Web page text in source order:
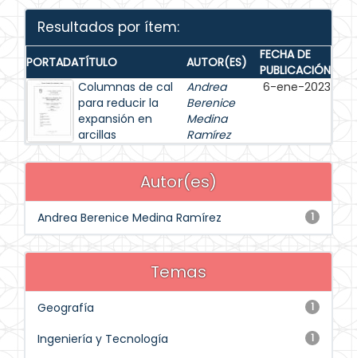
Resultados por ítem:
PORTADATÍTULO AUTOR(ES)
FECHA DE
PUBLICACIÓN
Columnas de cal
para reducir la
expansión en
arcillas
Andrea
Berenice
Medina
Ramírez
6-ene-2023
Autor(es)
1
Andrea Berenice Medina Ramírez
Temas
1
Geografía
1
Ingeniería y Tecnología